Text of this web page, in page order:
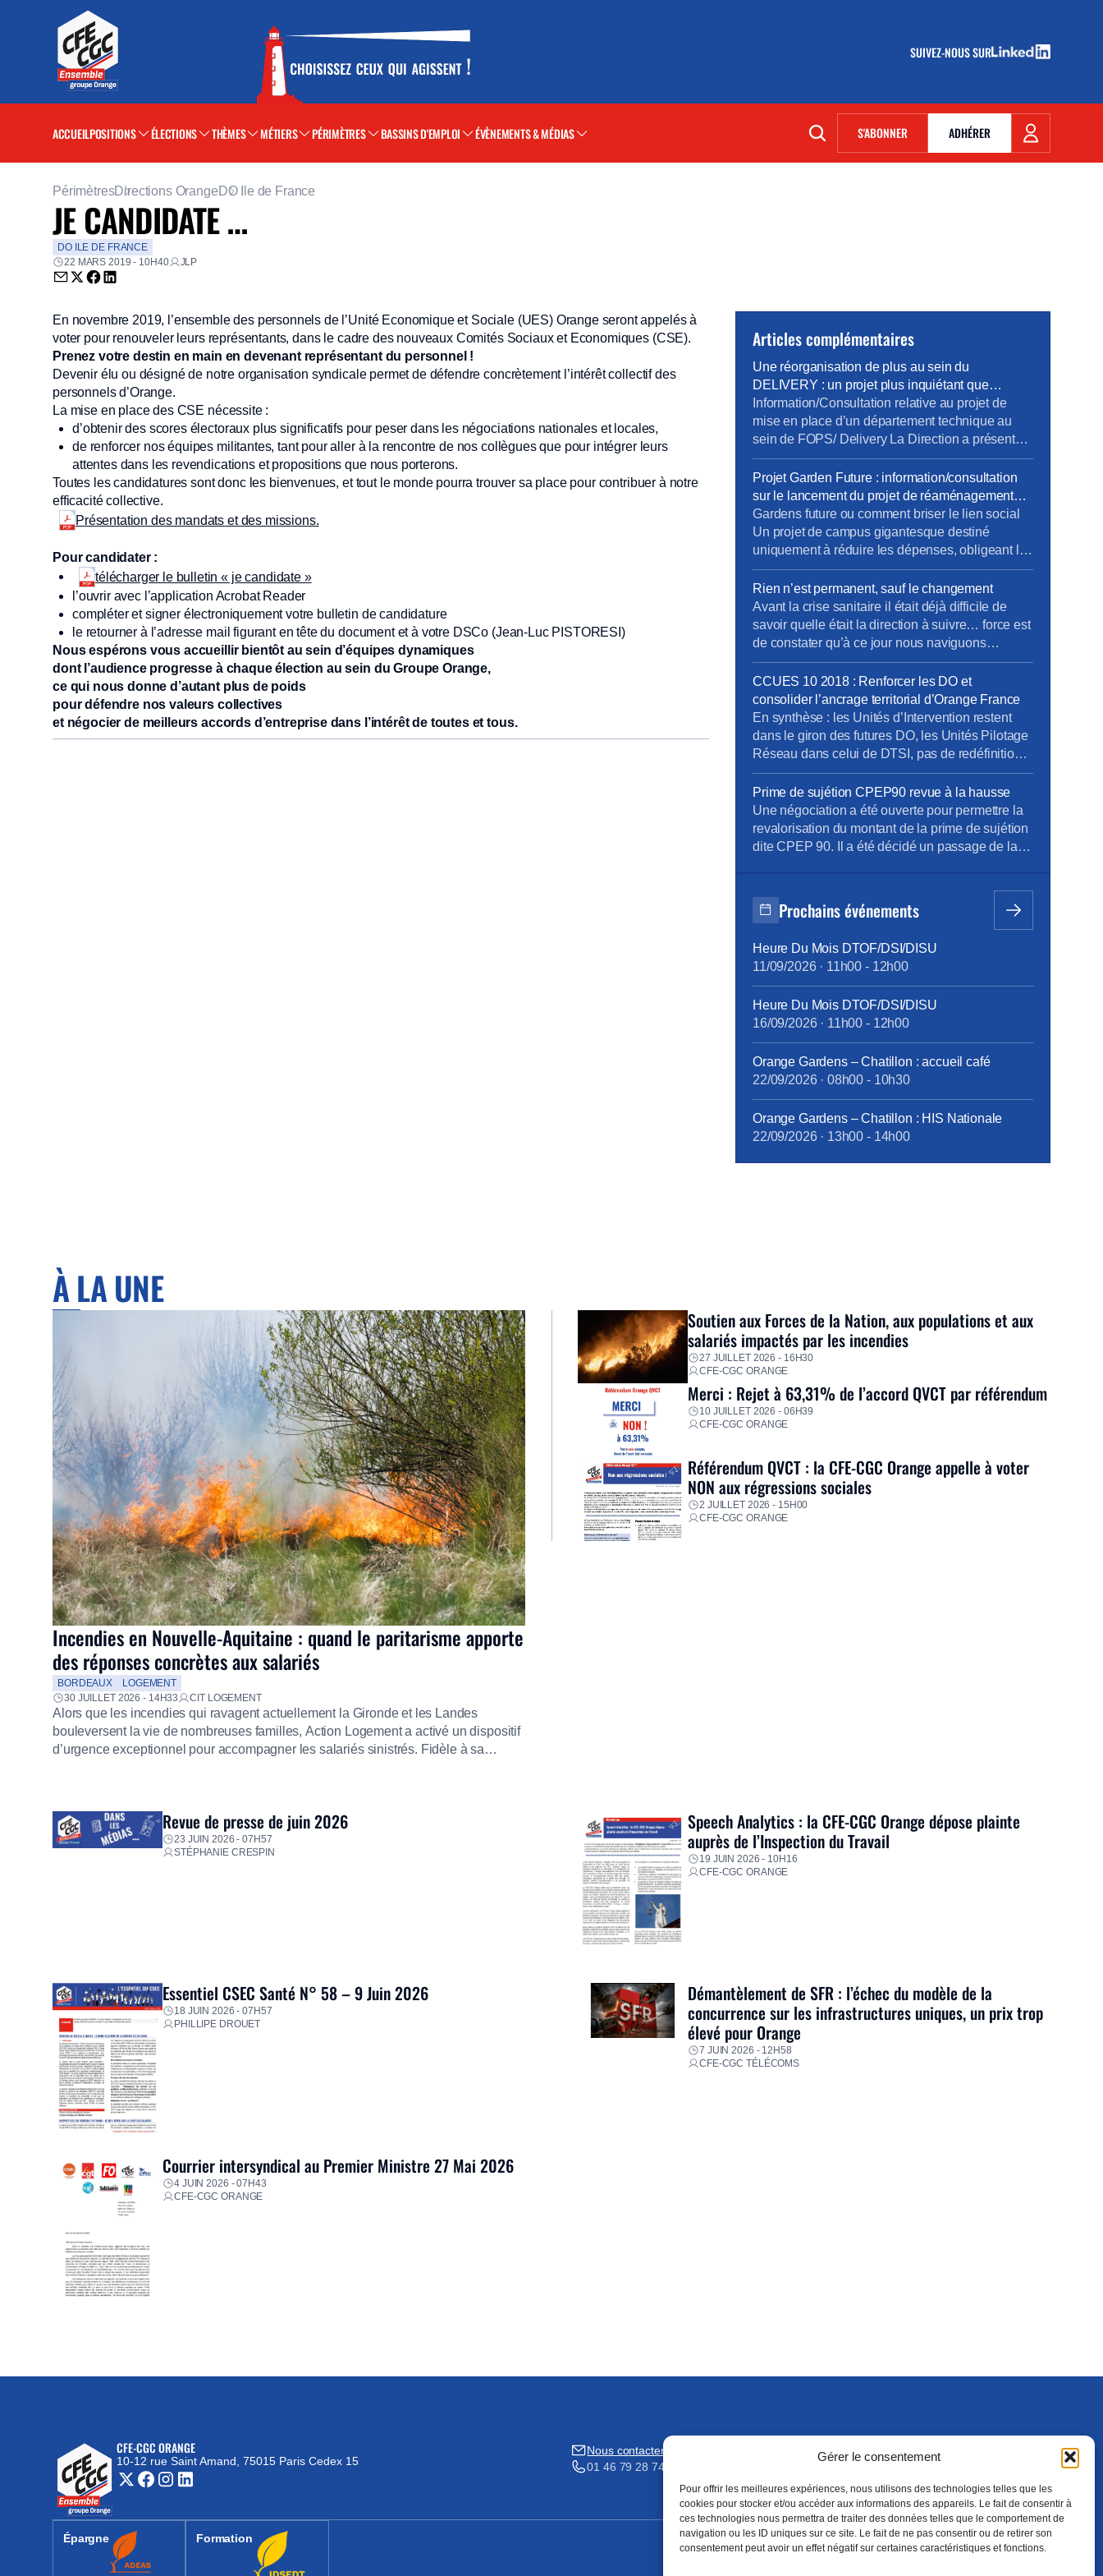
Gérer le consentement
Pour offrir les meilleures expériences, nous utilisons des technologies telles que les
cookies pour stocker et/ou accéder aux informations des appareils. Le fait de consentir à
ces technologies nous permettra de traiter des données telles que le comportement de
navigation ou les ID uniques sur ce site. Le fait de ne pas consentir ou de retirer son
consentement peut avoir un effet négatif sur certaines caractéristiques et fonctions.
SUIVEZ-NOUS SUR
(NOUVELLE FENÊTRE)
ACCUEILPOSITIONS ÉLECTIONS THÈMES MÉTIERS PÉRIMÈTRES BASSINS D'EMPLOI ÉVÈNEMENTS & MÉDIAS S'ABONNER(NOUVELLE FENÊTRE)
ADHÉRER
PérimètresDirections Orange DO Ile de France
JE CANDIDATE …
DO ILE DE FRANCE
22 MARS 2019 - 10H40
JLP
Envoyer par email (nouvelle fenêtre)
Partager sur Twitter (nouvelle fenêtre)
Partager sur Facebook (nouvelle fenêtre)
Partager sur LinkedIn (nouvelle fenêtre)
En novembre 2019, l’ensemble des personnels de l’Unité Economique et Sociale (UES) Orange seront appelés à
voter pour renouveler leurs représentants, dans le cadre des nouveaux Comités Sociaux et Economiques (CSE).
Prenez votre destin en main en devenant représentant du personnel !
Devenir élu ou désigné de notre organisation syndicale permet de défendre concrètement l’intérêt collectif des
personnels d’Orange.
La mise en place des CSE nécessite :
d’obtenir des scores électoraux plus significatifs pour peser dans les négociations nationales et locales,
de renforcer nos équipes militantes, tant pour aller à la rencontre de nos collègues que pour intégrer leurs
attentes dans les revendications et propositions que nous porterons.
Toutes les candidatures sont donc les bienvenues, et tout le monde pourra trouver sa place pour contribuer à notre
efficacité collective.
Présentation des mandats et des missions.
Pour candidater :
télécharger le bulletin « je candidate »
l’ouvrir avec l’application Acrobat Reader
compléter et signer électroniquement votre bulletin de candidature
le retourner à l’adresse mail figurant en tête du document et à votre DSCo (Jean-Luc PISTORESI)
Nous espérons vous accueillir bientôt au sein d’équipes dynamiques
dont l’audience progresse à chaque élection au sein du Groupe Orange,
ce qui nous donne d’autant plus de poids
pour défendre nos valeurs collectives
et négocier de meilleurs accords d’entreprise dans l’intérêt de toutes et tous.
Articles complémentaires
Une réorganisation de plus au sein du
DELIVERY : un projet plus inquiétant que
rassurant !
Information/Consultation relative au projet de
mise en place d’un département technique au
sein de FOPS/ Delivery La Direction a présenté
aux élus du CSEE son projet de création d’un
département technique au sein de la direction
Delivery d’Orange ainsi qu’une étude d’impact
pour anticiper les risques psychosociaux afin de
préparer un plan d’accompagnement adapté. 7
[…]
Projet Garden Future : information/consultation
sur le lancement du projet de réaménagement
des espaces de travail Orange Garden
Gardens future ou comment briser le lien social
Un projet de campus gigantesque destiné
uniquement à réduire les dépenses, obligeant les
salariés à travailler toujours plus loin de chez
eux, occasionnant perte de temps, dépenses de
trajets, bilan carbone dégradé tout comme une
qualité de vie et une mise à l’écart des relations
sociales. Déjà […]
Rien n’est permanent, sauf le changement
Avant la crise sanitaire il était déjà difficile de
savoir quelle était la direction à suivre… force est
de constater qu’à ce jour nous naviguons
toujours à vue… dans une mer agitée ! Modèle
de Vente pas si modèle ! Penser le changement
plutôt que de changer le pansement ! Envie d’en
savoir davantage ? […]
CCUES 10 2018 : Renforcer les DO et
consolider l’ancrage territorial d’Orange France
En synthèse : les Unités d’Intervention restent
dans le giron des futures DO, les Unités Pilotage
Réseau dans celui de DTSI, pas de redéfinition
du périmètre ou du rattachement des Unités
Opérationnelles et pas de regroupement entre
UO (rattachement à la DO cible), les Directions
Régionales restent rattachées au DO sans
évolution. Principes de ces futures […]
Prime de sujétion CPEP90 revue à la hausse
Une négociation a été ouverte pour permettre la
revalorisation du montant de la prime de sujétion
dite CPEP 90. Il a été décidé un passage de la
paiement sur la paie du mois de septembre.
Cette prime de sujétion reconnaît et […]
Prochains événements
Heure Du Mois DTOF/DSI/DISU
11/09/2026· 11h00 - 12h00
Heure Du Mois DTOF/DSI/DISU
16/09/2026· 11h00 - 12h00
Orange Gardens – Chatillon : accueil café
22/09/2026· 08h00 - 10h30
Orange Gardens – Chatillon : HIS Nationale
22/09/2026· 13h00 - 14h00
À LA UNE
Incendies en Nouvelle-Aquitaine : quand le paritarisme apporte
des réponses concrètes aux salariés
BORDEAUX
LOGEMENT
30 JUILLET 2026 - 14H33
CIT LOGEMENT
Alors que les incendies qui ravagent actuellement la Gironde et les Landes
bouleversent la vie de nombreuses familles, Action Logement a activé un dispositif
d’urgence exceptionnel pour accompagner les salariés sinistrés. Fidèle à sa
Soutien aux Forces de la Nation, aux populations et aux
salariés impactés par les incendies
27 JUILLET 2026 - 16H30
CFE-CGC ORANGE
Merci : Rejet à 63,31% de l’accord QVCT par référendum
10 JUILLET 2026 - 06H39
CFE-CGC ORANGE
Référendum QVCT : la CFE-CGC Orange appelle à voter
NON aux régressions sociales
2 JUILLET 2026 - 15H00
CFE-CGC ORANGE
Revue de presse de juin 2026
23 JUIN 2026 - 07H57
STÉPHANIE CRESPIN
Speech Analytics : la CFE-CGC Orange dépose plainte
auprès de l’Inspection du Travail
19 JUIN 2026 - 10H16
CFE-CGC ORANGE
Essentiel CSEC Santé N° 58 – 9 Juin 2026
18 JUIN 2026 - 07H57
PHILLIPE DROUET
Démantèlement de SFR : l’échec du modèle de la
concurrence sur les infrastructures uniques, un prix trop
élevé pour Orange
7 JUIN 2026 - 12H58
CFE-CGC TÉLÉCOMS
Courrier intersyndical au Premier Ministre 27 Mai 2026
4 JUIN 2026 - 07H43
CFE-CGC ORANGE
CFE-CGC ORANGE
10-12 rue Saint Amand, 75015 Paris Cedex 15
(nouvelle fenêtre)
Nous contacter
01 46 79 28 74
S'ABONNER
(NOUVELLE FENÊTRE)
ADHÉRER
Épargne
(nouvelle fenêtre) Formation
(nouvelle fenêtre)